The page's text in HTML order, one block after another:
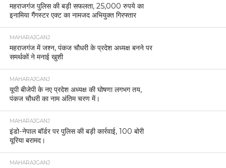
महराजगंज पुलिस की बड़ी सफलता, 25,000 रुपये का
इनामिया गैंगस्टर एक्ट का नामजद अभियुक्त गिरफ्तार
MAHARAJGANJ
महराजगंज में जश्न, पंकज चौधरी के प्रदेश अध्यक्ष बनने पर
समर्थकों ने मनाई खुशी
MAHARAJGANJ
यूपी बीजेपी के नए प्रदेश अध्यक्ष की घोषणा लगभग तय,
पंकज चौधरी का नाम अंतिम चरण में।
MAHARAJGANJ
इंडो-नेपाल बॉर्डर पर पुलिस की बड़ी कार्रवाई, 100 बोरी
यूरिया बरामद।
MAHARAJGANJ